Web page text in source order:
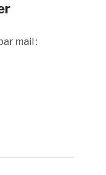
mail :